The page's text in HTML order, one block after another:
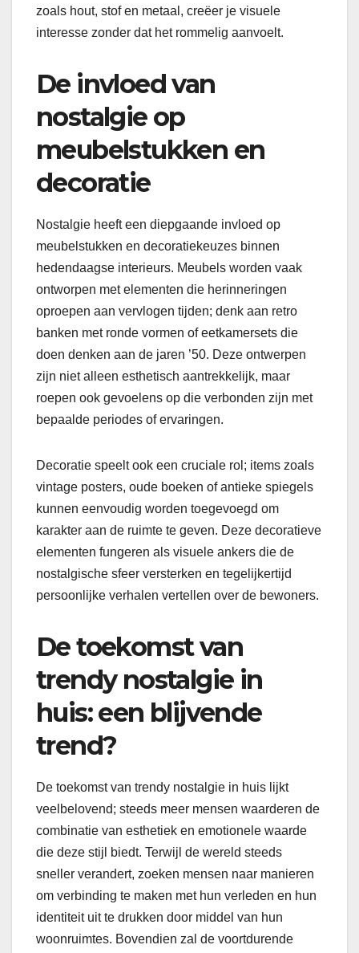
zoals hout, stof en metaal, creëer je visuele
interesse zonder dat het rommelig aanvoelt.
De invloed van
nostalgie op
meubelstukken en
decoratie
Nostalgie heeft een diepgaande invloed op
meubelstukken en decoratiekeuzes binnen
hedendaagse interieurs. Meubels worden vaak
ontworpen met elementen die herinneringen
oproepen aan vervlogen tijden; denk aan retro
banken met ronde vormen of eetkamersets die
doen denken aan de jaren ’50. Deze ontwerpen
zijn niet alleen esthetisch aantrekkelijk, maar
roepen ook gevoelens op die verbonden zijn met
bepaalde periodes of ervaringen.
Decoratie speelt ook een cruciale rol; items zoals
vintage posters, oude boeken of antieke spiegels
kunnen eenvoudig worden toegevoegd om
karakter aan de ruimte te geven. Deze decoratieve
elementen fungeren als visuele ankers die de
nostalgische sfeer versterken en tegelijkertijd
persoonlijke verhalen vertellen over de bewoners.
De toekomst van
trendy nostalgie in
huis: een blijvende
trend?
De toekomst van trendy nostalgie in huis lijkt
veelbelovend; steeds meer mensen waarderen de
combinatie van esthetiek en emotionele waarde
die deze stijl biedt. Terwijl de wereld steeds
sneller verandert, zoeken mensen naar manieren
om verbinding te maken met hun verleden en hun
identiteit uit te drukken door middel van hun
woonruimtes. Bovendien zal de voortdurende